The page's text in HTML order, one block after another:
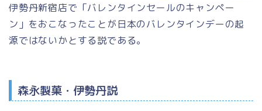
伊勢丹新宿店で 「バレンタインセールのキャンペー
ン」 をおこなったことが日本のバレンタインデーの起
源ではないかとする説である。
森永製菓・伊勢丹説